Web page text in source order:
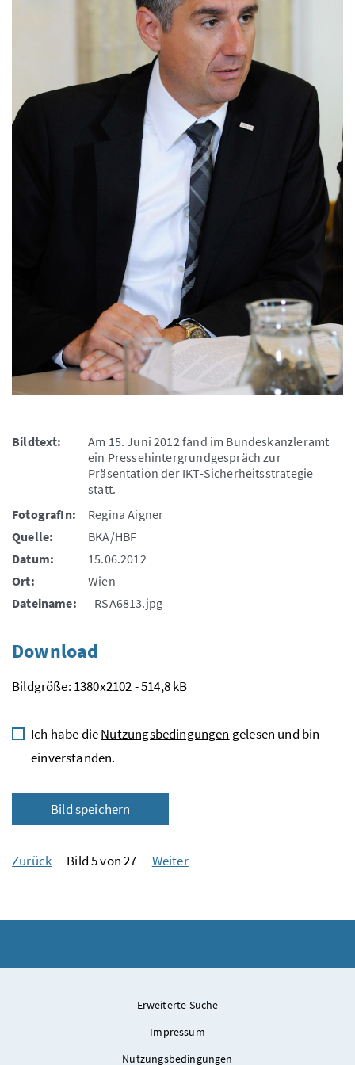
Bildtext:
Am 15. Juni 2012 fand im Bundeskanzleramt
ein Pressehintergrundgespräch zur
Präsentation der IKT-Sicherheitsstrategie
statt.
FotografIn:
Regina Aigner
Quelle:
BKA/HBF
Datum:
15.06.2012
Ort:
Wien
Dateiname:
_RSA6813.jpg
Download
Bildgröße: 1380x2102 - 514,8 kB
Ich habe dieNutzungsbedingungen gelesen und bin
einverstanden.
Bild speichern
Zurück Bild 5 von 27 Weiter
Erweiterte Suche
Impressum
Nutzungsbedingungen